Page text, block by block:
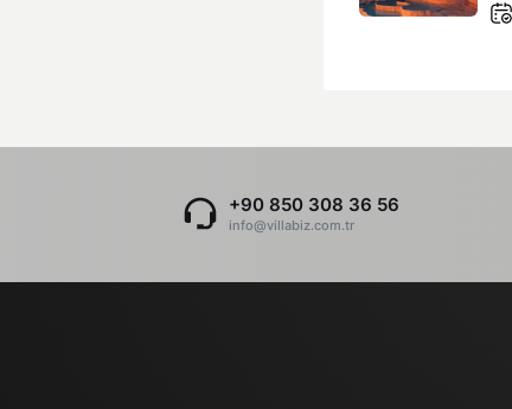
+90 850 308 36 56
info@villabiz.com.tr